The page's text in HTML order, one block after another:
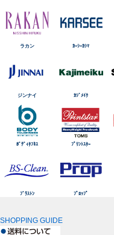
ラカン ｶｰｼｰｶｼﾏ
ジンナイ ｶｼﾞﾒｲｸ
ﾎﾞﾃﾞｨﾀﾌﾈｽ ﾌﾟﾘﾝﾄｽﾀｰ
ﾌﾞﾗｽﾄﾝ ﾌﾟﾛｯﾌﾟ
SHOPPING GUIDE